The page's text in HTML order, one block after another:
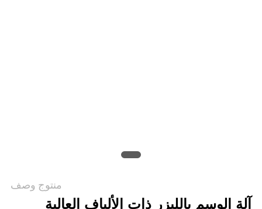
منتوج وصف
آلة الوسم بالليزر ذات الألياف العالية